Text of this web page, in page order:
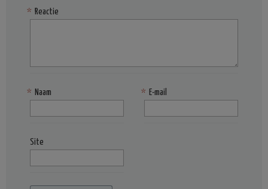
Reactie
*
Naam
* E-mail
*
Site